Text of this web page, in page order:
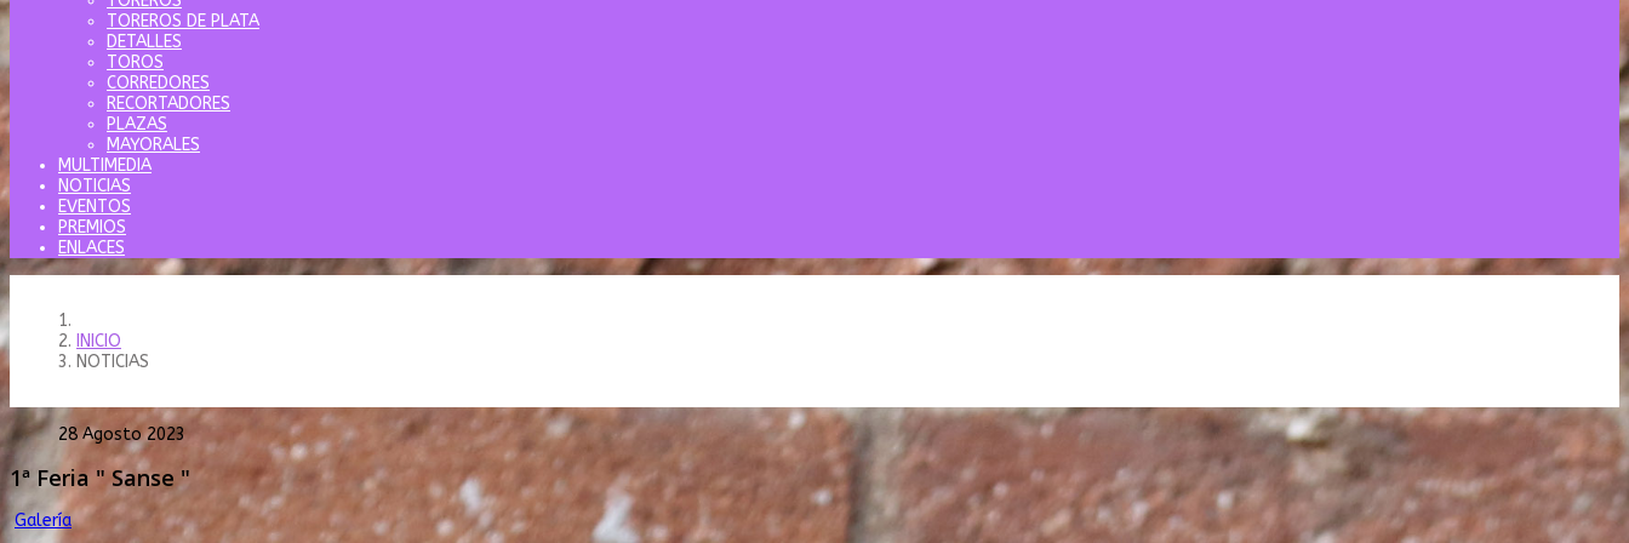
TOREROS DE PLATA
DETALLES
TOROS
CORREDORES
RECORTADORES
PLAZAS
MAYORALES
MULTIMEDIA
NOTICIAS
EVENTOS
PREMIOS
ENLACES
INICIO
NOTICIAS
28 Agosto 2023
1ª Feria " Sanse "
Galería